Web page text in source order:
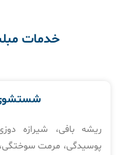
خدمات
ریشه بافی، شیرازه
پوسیدگی، مرمت سوختگی،